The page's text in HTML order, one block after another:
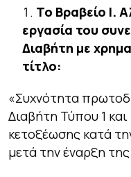
Το Βραβείο Ι.
εργασία του
Διαβήτη με
τίτλο:
«Συχνότητα
Διαβήτη Τύπου 1
κετοξέωσης κατά
μετά την έναρξη